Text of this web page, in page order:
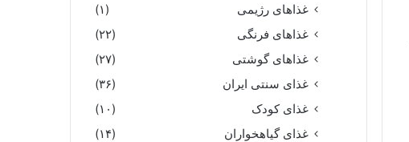
غذاهای رژیمی
(۱)
غذاهای فرنگی
(۲۲)
غذاهای گوشتی
(۲۷)
غذای سنتی ایران
(۳۶)
غذای کودک
(۱۰)
غذای گیاهخواران
(۱۴)